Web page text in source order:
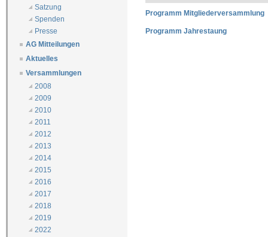
Satzung
Spenden
Presse
AG Mitteilungen
Aktuelles
Versammlungen
2008
2009
2010
2011
2012
2013
2014
2015
2016
2017
2018
2019
2022
Programm Mitgliederversammlung
Programm Jahrestaung